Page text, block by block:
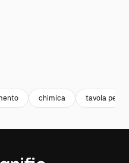
chimica tavola